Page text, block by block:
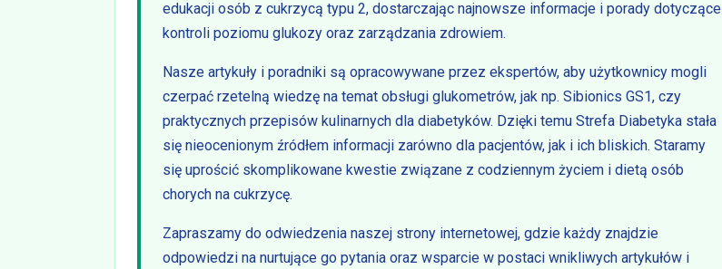
edukacji osób z cukrzycą typu 2, dostarczając najnowsze informacje i porady dotyczące
kontroli poziomu glukozy oraz zarządzania zdrowiem.
Nasze artykuły i poradniki są opracowywane przez ekspertów, aby użytkownicy mogli
czerpać rzetelną wiedzę na temat obsługi glukometrów, jak np. Sibionics GS1, czy
praktycznych przepisów kulinarnych dla diabetyków. Dzięki temu Strefa Diabetyka stała
się nieocenionym źródłem informacji zarówno dla pacjentów, jak i ich bliskich. Staramy
się uprościć skomplikowane kwestie związane z codziennym życiem i dietą osób
chorych na cukrzycę.
Zapraszamy do odwiedzenia naszej strony internetowej, gdzie każdy znajdzie
odpowiedzi na nurtujące go pytania oraz wsparcie w postaci wnikliwych artykułów i